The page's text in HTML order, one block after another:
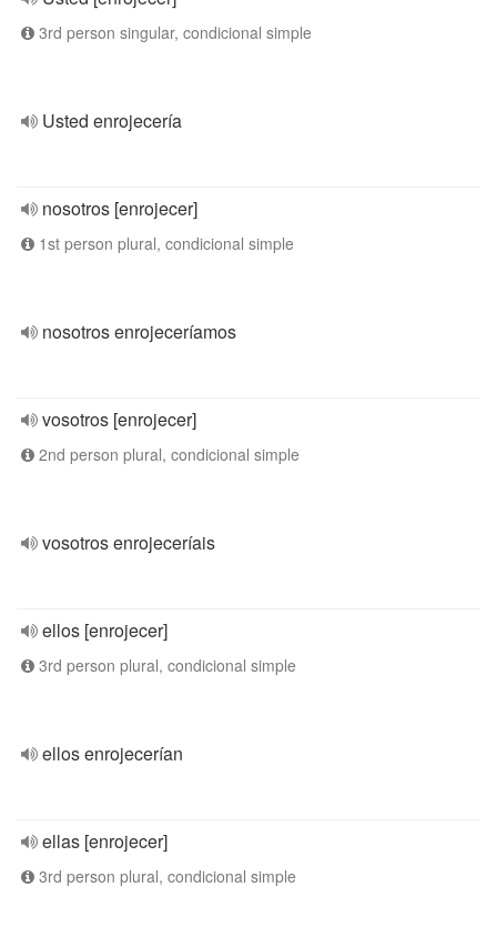
3rd person singular, condicional simple
Usted enrojecería
nosotros [enrojecer]
1st person plural, condicional simple
nosotros enrojeceríamos
vosotros [enrojecer]
2nd person plural, condicional simple
vosotros enrojeceríais
ellos [enrojecer]
3rd person plural, condicional simple
ellos enrojecerían
ellas [enrojecer]
3rd person plural, condicional simple